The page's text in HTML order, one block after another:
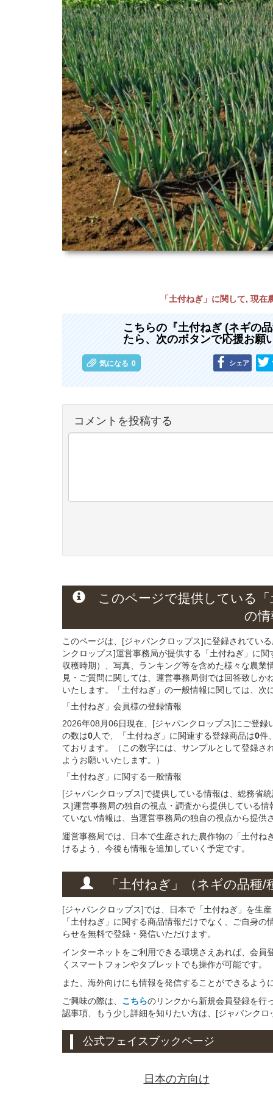
「土付ねぎ」に関して, 現
こちらの『土付ねぎ (ネギの
たら、次のボタンで応援お願
気になる 0 シェア
コメントを投稿する
このページで提供している
の
このページは、[ジャパンクロップス]に登録されてい
ンクロップス]運営事務局が提供する「土付ねぎ」 に関
収穫時期）、写真、ランキング等を含めた様々な農
見・ご質問に関しては、運営事務局側では回答致し
いたします。「土付ねぎ」の一般情報に関しては、
「土付ねぎ」会員様の登録情報
2026年08月06日現在、[ジャパンクロップス]にご登
の数は0人で、「土付ねぎ」に関連する登録商品は0件
ております。（この数字には、サンプルとして登録
ようお願いいたします。）
「土付ねぎ」に関する一般情報
[ジャパンクロップス]で提供している情報は、総務省
ス]運営事務局の独自の視点・調査から提供している
ていない情報は、当運営事務局の独自の視点から提供
運営事務局では、日本で生産された農作物の「土付
けるよう、今後も情報を追加していく予定です。
「土付ねぎ」 （ネギの品種/
[ジャパンクロップス]では、日本で「土付ねぎ」を生
「土付ねぎ」に関する商品情報だけでなく、ご自身
らせを無料で登録・発信いただけます。
インターネットをご利用できる環境さえあれば、会
くスマートフォンやタブレットでも操作が可能です。
また、海外向けにも情報を発信することができるよう
ご興味の際は、 こちらのリンクから新規会員登録を行
認事項、もう少し詳細を知りたい方は、[ジャパンクロ
公式フェイスブックページ
日本の方向け